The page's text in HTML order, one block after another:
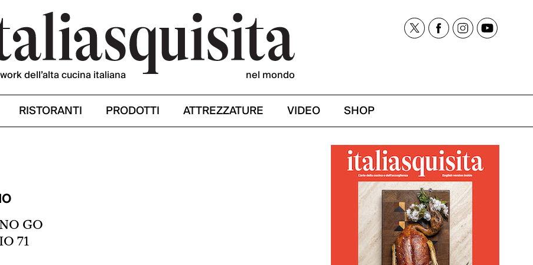
dell’alta cucina italiana nel mondo
RISTORANTI PRODOTTI ATTREZZATURE VIDEO SHOP
GO
71